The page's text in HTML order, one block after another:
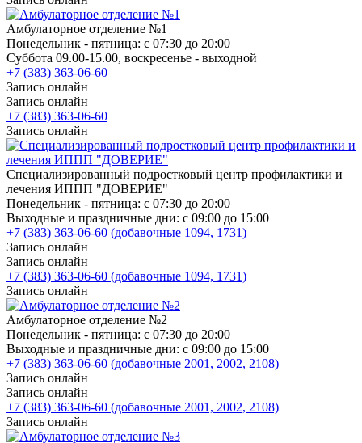
Амбулаторное отделение №1
Понедельник - пятница: с 07:30 до 20:00
Суббота 09.00-15.00, воскресенье - выходной
+7 (383) 363-06-60
Запись онлайн
Запись онлайн
+7 (383) 363-06-60
Запись онлайн
Специализированный подростковый центр профилактики и
лечения ИППП "ДОВЕРИЕ"
Понедельник - пятница: с 07:30 до 20:00
Выходные и праздничные дни: с 09:00 до 15:00
+7 (383) 363-06-60 (добавочные 1094, 1731)
Запись онлайн
Запись онлайн
+7 (383) 363-06-60 (добавочные 1094, 1731)
Запись онлайн
Амбулаторное отделение №2
Понедельник - пятница: с 07:30 до 20:00
Выходные и праздничные дни: с 09:00 до 15:00
+7 (383) 363-06-60 (добавочные 2001, 2002, 2108)
Запись онлайн
Запись онлайн
+7 (383) 363-06-60 (добавочные 2001, 2002, 2108)
Запись онлайн